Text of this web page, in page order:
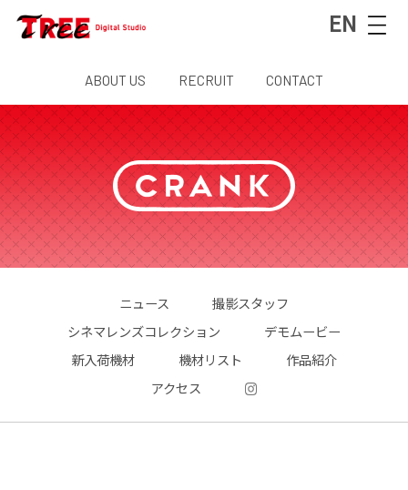
EN
ABOUT US RECRUIT CONTACT
ニュース
撮影スタッフ
シネマレンズコレクション
デモムービー
新入荷機材
機材リスト
作品紹介
アクセス